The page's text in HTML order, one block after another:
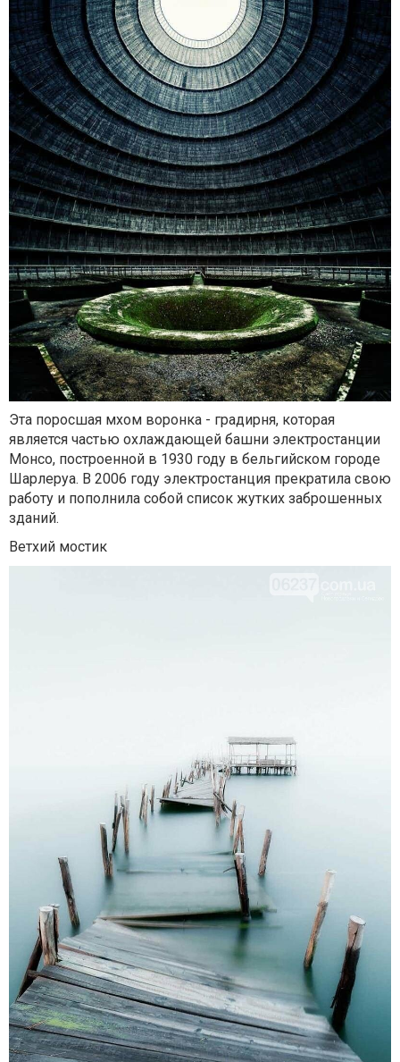
Эта поросшая мхом воронка - градирня, которая
является частью охлаждающей башни электростанции
Монсо, построенной в 1930 году в бельгийском городе
Шарлеруа. В 2006 году электростанция прекратила свою
работу и пополнила собой список жутких заброшенных
зданий.
Ветхий мостик